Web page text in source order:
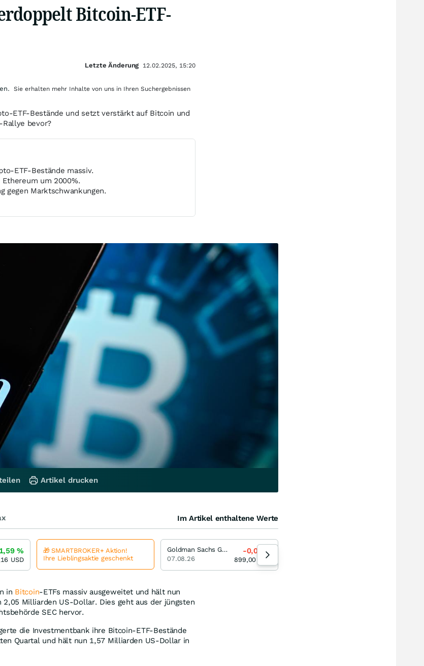
Bitcoin-ETF-
ETF-Bestände und setzt verstärkt auf Bitcoin und
bevor?
ETF-Bestände massiv.
um 2000%.
gegen Marktschwankungen.
in Bitcoin-ETFs massiv ausgeweitet und hält nun
Milliarden US-Dollar. Dies geht aus der jüngsten
SEC hervor.
die Investmentbank ihre Bitcoin-ETF-Bestände
Quartal und hält nun 1,57 Milliarden US-Dollar in
Letzte Änderung 12.02.2025, 15:20
Sie erhalten mehr Inhalte von uns in Ihren Suchergebnissen
Artikel drucken
Im Artikel enthaltene Werte
%
USD
🎁 SMARTBROKER+ Aktion!
Ihre Lieblingsaktie geschenkt
Goldman Sachs Group
07.08.26
-0,07 %
899,00 EUR